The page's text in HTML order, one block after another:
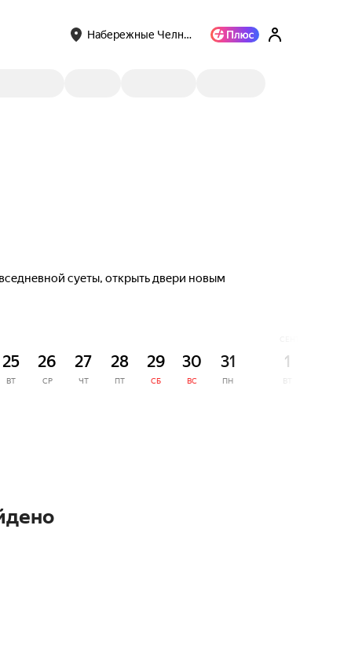
Набережные Челн…
суеты, открыть двери новым
25
ВТ
26
СР
27
ЧТ
28
ПТ
29
СБ
30
ВС
31
ПН
1
ВТ